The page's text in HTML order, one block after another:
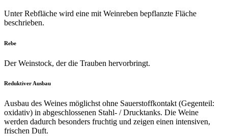
Unter Rebfläche wird eine mit Weinreben bepflanzte Fläche
beschrieben.
Rebe
Der Weinstock, der die Trauben hervorbringt.
Reduktiver Ausbau
Ausbau des Weines möglichst ohne Sauerstoffkontakt (Gegenteil:
oxidativ) in abgeschlossenen Stahl- / Drucktanks. Die Weine
werden dadurch besonders fruchtig und zeigen einen intensiven,
frischen Duft.